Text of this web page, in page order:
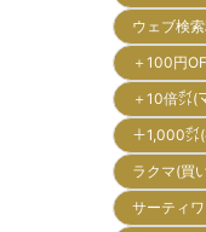
ウェブ検
＋100円
＋10倍㌽
＋1,000
ラクマ(買
サーティ